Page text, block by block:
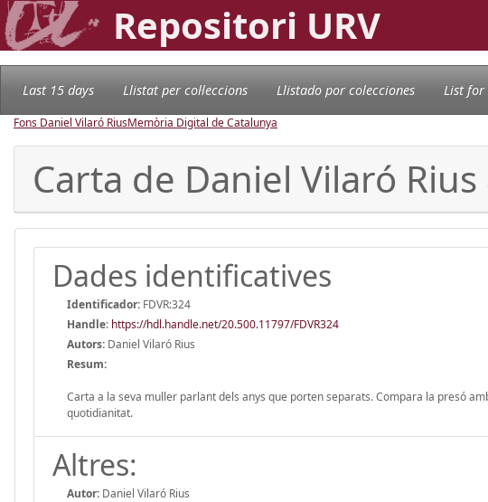
Repositori URV
Last 15 days Llistat per col·leccions Llistado por colecciones List for
Fons Daniel Vilaró RiusMemòria Digital de Catalunya
Carta de Daniel Vilaró
Dades identificatives
Identificador: FDVR:324
Handle: https://hdl.handle.net/20.500.11797/FDVR324
Autors: Daniel Vilaró Rius
Resum:
Carta a la seva muller parlant dels anys que porten separats. Compara la presó
quotidianitat.
Altres:
Autor: Daniel Vilaró Rius